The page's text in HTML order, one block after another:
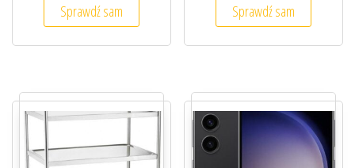
Sprawdź sam Sprawdź sam